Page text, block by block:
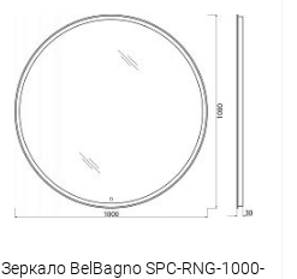
В корзину
Сравнение
Под заказ
Зеркало BelBagno SPC-RNG-1000-